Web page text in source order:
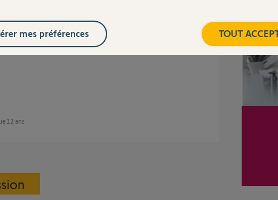
de votre chaudière afin de leur
d'une entrée thermostat ou d'un
12 ans
TOUT
mes préférences